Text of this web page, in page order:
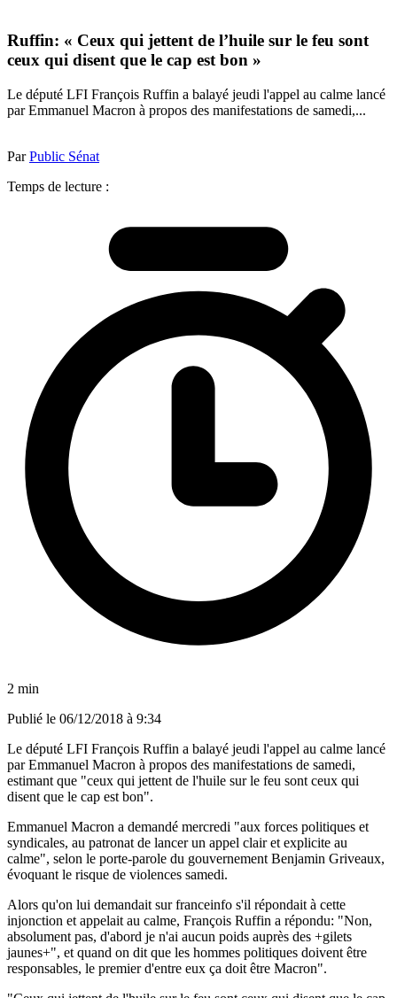
Ruffin: « Ceux qui jettent de l’huile sur le feu sont
ceux qui disent que le cap est bon »
Le député LFI François Ruffin a balayé jeudi l'appel au calme lancé
par Emmanuel Macron à propos des manifestations de samedi,...
ParPublic Sénat
Temps de lecture :
2 min
Publié le 06/12/2018 à 9:34
Le député LFI François Ruffin a balayé jeudi l'appel au calme lancé
par Emmanuel Macron à propos des manifestations de samedi,
estimant que "ceux qui jettent de l'huile sur le feu sont ceux qui
disent que le cap est bon".
Emmanuel Macron a demandé mercredi "aux forces politiques et
syndicales, au patronat de lancer un appel clair et explicite au
calme", selon le porte-parole du gouvernement Benjamin Griveaux,
évoquant le risque de violences samedi.
Alors qu'on lui demandait sur franceinfo s'il répondait à cette
injonction et appelait au calme, François Ruffin a répondu: "Non,
absolument pas, d'abord je n'ai aucun poids auprès des +gilets
jaunes+", et quand on dit que les hommes politiques doivent être
responsables, le premier d'entre eux ça doit être Macron".